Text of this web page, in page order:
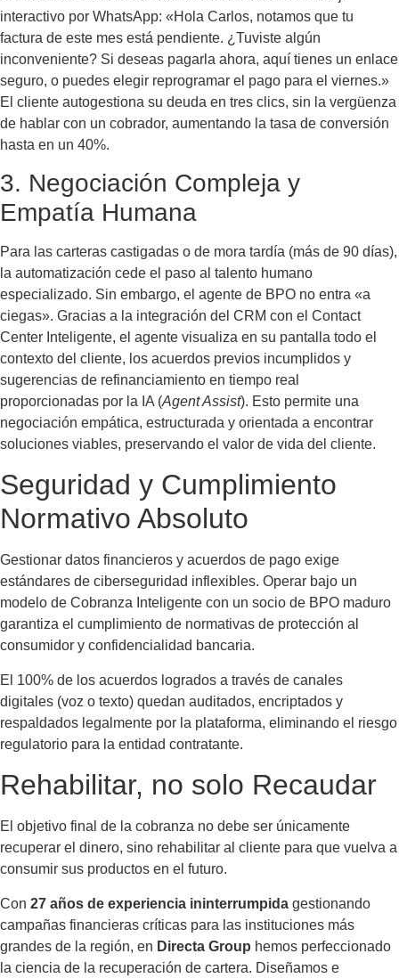
interactivo por WhatsApp: «Hola Carlos, notamos que tu
factura de este mes está pendiente. ¿Tuviste algún
inconveniente? Si deseas pagarla ahora, aquí tienes un enlace
seguro, o puedes elegir reprogramar el pago para el viernes.»
El cliente autogestiona su deuda en tres clics, sin la vergüenza
de hablar con un cobrador, aumentando la tasa de conversión
hasta en un 40%.
3. Negociación Compleja y
Empatía Humana
Para las carteras castigadas o de mora tardía (más de 90 días),
la automatización cede el paso al talento humano
especializado. Sin embargo, el agente de BPO no entra «a
ciegas». Gracias a la integración del CRM con el Contact
Center Inteligente, el agente visualiza en su pantalla todo el
contexto del cliente, los acuerdos previos incumplidos y
sugerencias de refinanciamiento en tiempo real
proporcionadas por la IA (Agent Assist). Esto permite una
negociación empática, estructurada y orientada a encontrar
soluciones viables, preservando el valor de vida del cliente.
Seguridad y Cumplimiento
Normativo Absoluto
Gestionar datos financieros y acuerdos de pago exige
estándares de ciberseguridad inflexibles. Operar bajo un
modelo de Cobranza Inteligente con un socio de BPO maduro
garantiza el cumplimiento de normativas de protección al
consumidor y confidencialidad bancaria.
El 100% de los acuerdos logrados a través de canales
digitales (voz o texto) quedan auditados, encriptados y
respaldados legalmente por la plataforma, eliminando el riesgo
regulatorio para la entidad contratante.
Rehabilitar, no solo Recaudar
El objetivo final de la cobranza no debe ser únicamente
recuperar el dinero, sino rehabilitar al cliente para que vuelva a
consumir sus productos en el futuro.
Con 27 años de experiencia ininterrumpida gestionando
campañas financieras críticas para las instituciones más
grandes de la región, en Directa Group hemos perfeccionado
la ciencia de la recuperación de cartera. Diseñamos e